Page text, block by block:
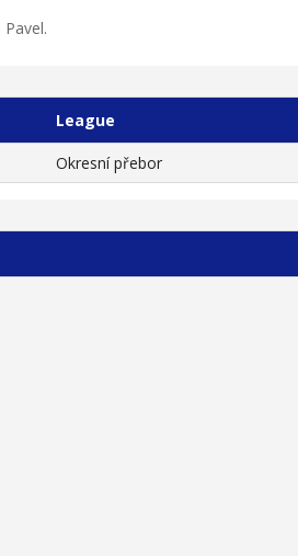
League
Okresní přebor